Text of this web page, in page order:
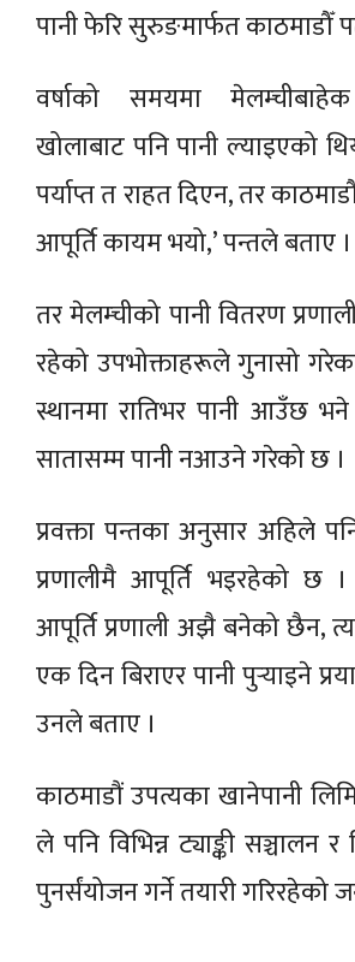
पानी फेरि सुरुङमार्फत काठमाडौँ
वर्षाको समयमा
खोलाबाट पनि पानी ल्याइएको
पर्याप्त त राहत दिएन, तर
आपूर्ति कायम भयो,’ पन्तले बताए ।
तर मेलम्चीको पानी वितरण
रहेको उपभोक्ताहरूले गुनासो
स्थानमा रातिभर पानी आउँछ
सातासम्म पानी नआउने गरेको छ ।
प्रवक्ता पन्तका अनुसार अहिले
प्रणालीमै आपूर्ति भइरहेको छ
आपूर्ति प्रणाली अझै बनेको छैन,
एक दिन बिराएर पानी पुर्‍याइने
उनले बताए ।
काठमाडौं उपत्यका खानेपानी
ले पनि विभिन्न ट्याङ्की सञ्चालन
पुनर्संयोजन गर्ने तयारी गरिरहेको